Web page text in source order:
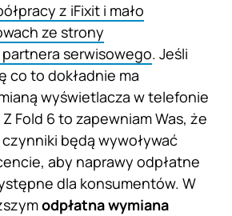
z iFixit i mało
ze strony
serwisowego. Jeśli
co to dokładnie ma
wyświetlacza w telefonie
Fold 6 to zapewniam Was, że
będą wywoływać
aby naprawy odpłatne
dla konsumentów. W
odpłatna wymiana